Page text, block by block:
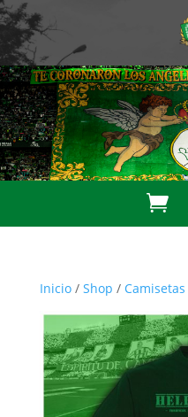
Inicio/ Shop / Camisetas